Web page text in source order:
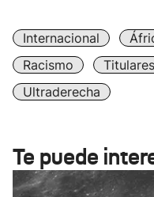
Internacional
Racismo
Ultraderecha
Te puede